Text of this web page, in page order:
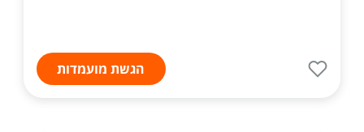
הגשת מועמדות